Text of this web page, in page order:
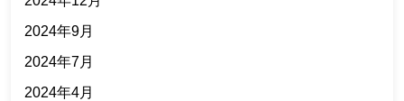
2024年9月
2024年7月
2024年4月